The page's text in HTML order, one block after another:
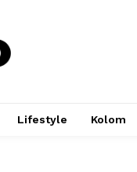
Lifestyle Kolom